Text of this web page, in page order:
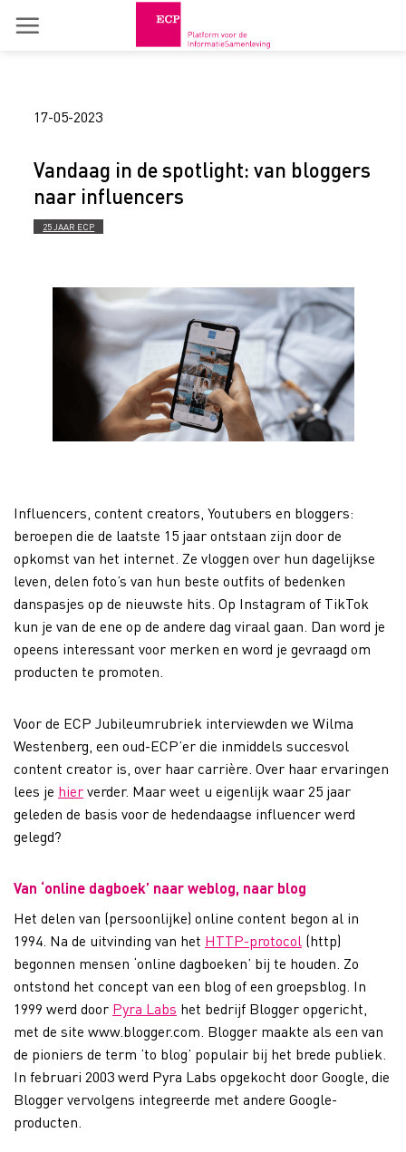
17-05-2023
Vandaag in de spotlight: van bloggers
naar influencers
25 JAAR ECP
Influencers, content creators, Youtubers en bloggers:
beroepen die de laatste 15 jaar ontstaan zijn door de
opkomst van het internet. Ze vloggen over hun dagelijkse
leven, delen foto’s van hun beste outfits of bedenken
danspasjes op de nieuwste hits. Op Instagram of TikTok
kun je van de ene op de andere dag viraal gaan. Dan word je
opeens interessant voor merken en word je gevraagd om
producten te promoten.
Voor de ECP Jubileumrubriek interviewden we Wilma
Westenberg, een oud-ECP’er die inmiddels succesvol
content creator is, over haar carrière. Over haar ervaringen
lees je hierverder. Maar weet u eigenlijk waar 25 jaar
geleden de basis voor de hedendaagse influencer werd
gelegd?
Van ‘online dagboek’ naar weblog, naar blog
Het delen van (persoonlijke) online content begon al in
1994. Na de uitvinding van het HTTP-protocol (http)
begonnen mensen ‘online dagboeken’ bij te houden. Zo
ontstond het concept van een blog of een groepsblog. In
1999 werd door Pyra Labs het bedrijf Blogger opgericht,
met de site www.blogger.com. Blogger maakte als een van
de pioniers de term ’to blog’ populair bij het brede publiek.
In februari 2003 werd Pyra Labs opgekocht door Google, die
Blogger vervolgens integreerde met andere Google-
producten.